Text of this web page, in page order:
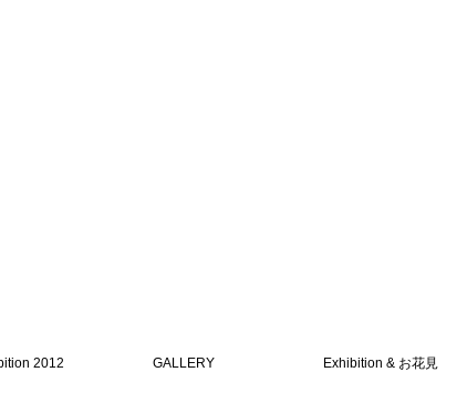
2012 GALLERY Exhibition & お花見